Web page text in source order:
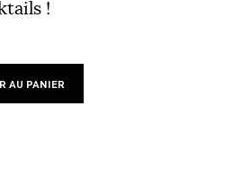
!
AU PANIER